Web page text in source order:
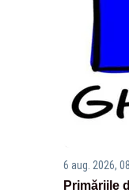
6 aug. 2026,
Primăriile